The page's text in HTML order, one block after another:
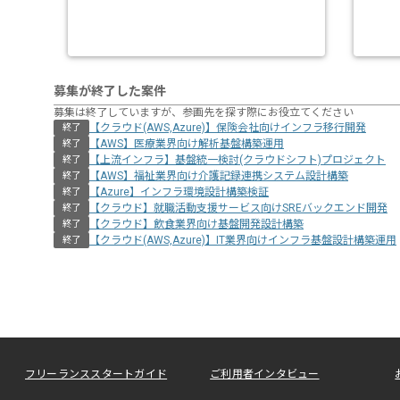
募集が終了した案件
募集は終了していますが、参画先を探す際にお役立てください
終了 【クラウド(AWS,Azure)】保険会社向けインフラ移行開発
終了 【AWS】医療業界向け解析基盤構築運用
終了 【上流インフラ】基盤統一検討(クラウドシフト)プロジェクト
終了 【AWS】福祉業界向け介護記録連携システム設計構築
終了 【Azure】インフラ環境設計構築検証
終了 【クラウド】就職活動支援サービス向けSREバックエンド開発
終了 【クラウド】飲食業界向け基盤開発設計構築
終了 【クラウド(AWS,Azure)】IT業界向けインフラ基盤設計構築運用
フリーランススタートガイド ご利用者インタビュー